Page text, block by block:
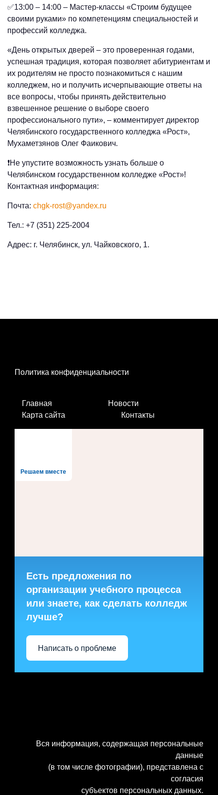
✅13:00 – 14:00 – Мастер-классы «Строим будущее
своими руками» по компетенциям специальностей и
профессий колледжа.
«День открытых дверей – это проверенная годами,
успешная традиция, которая позволяет абитуриентам и
их родителям не просто познакомиться с нашим
колледжем, но и получить исчерпывающие ответы на
все вопросы, чтобы принять действительно
взвешенное решение о выборе своего
профессионального пути», – комментирует директор
Челябинского государственного колледжа «Рост»,
Мухаметзянов Олег Фаикович.
❗Не упустите возможность узнать больше о
Челябинском государственном колледже «Рост»!
Контактная информация:
Почта: chgk-rost@yandex.ru
Тел.: +7 (351) 225-2004
Адрес: г. Челябинск, ул. Чайковского, 1.
Политика конфиденциальности
Главная
Новости
Карта сайта
Контакты
Решаем вместе
Есть предложения по
организации учебного процесса
или знаете, как сделать колледж
лучше?
Написать о проблеме
Вся информация, содержащая персональные
данные
(в том числе фотографии), представлена с
согласия
субъектов персональных данных.